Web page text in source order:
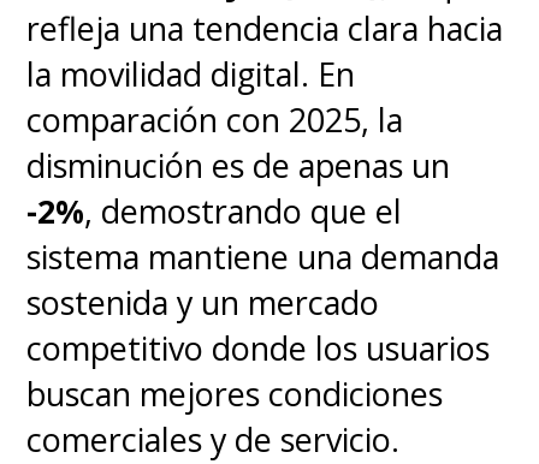
refleja una tendencia clara hacia
la movilidad digital. En
comparación con 2025, la
disminución es de apenas un
-2%, demostrando que el
sistema mantiene una demanda
sostenida y un mercado
competitivo donde los usuarios
buscan mejores condiciones
comerciales y de servicio.